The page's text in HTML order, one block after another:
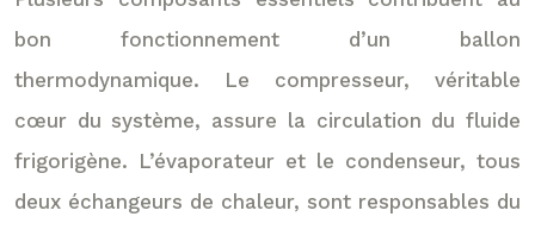
bon fonctionnement d’un ballon
thermodynamique. Le compresseur, véritable
cœur du système, assure la circulation du fluide
frigorigène. L’évaporateur et le condenseur, tous
deux échangeurs de chaleur, sont responsables du